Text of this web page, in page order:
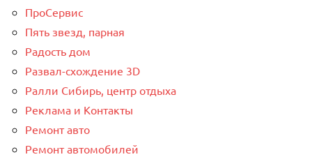
ПроСервис
Пять звезд, парная
Радость дом
Развал-схождение 3D
Ралли Сибирь, центр отдыха
Реклама и Контакты
Ремонт авто
Ремонт автомобилей